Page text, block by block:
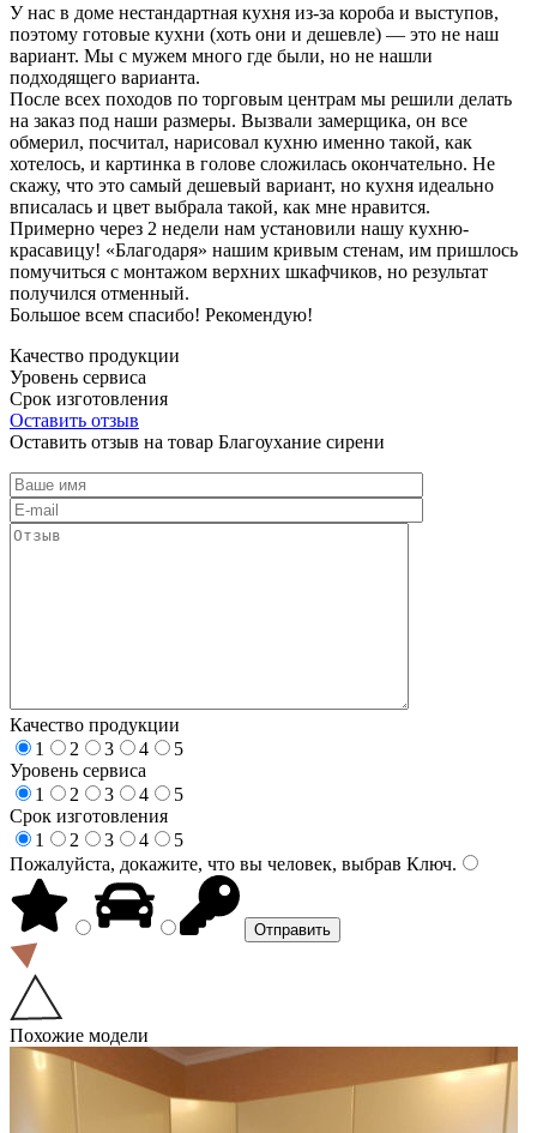
У нас в доме нестандартная кухня из-за короба и выступов,
поэтому готовые кухни (хоть они и дешевле) — это не наш
вариант. Мы с мужем много где были, но не нашли
подходящего варианта.
После всех походов по торговым центрам мы решили делать
на заказ под наши размеры. Вызвали замерщика, он все
обмерил, посчитал, нарисовал кухню именно такой, как
хотелось, и картинка в голове сложилась окончательно. Не
скажу, что это самый дешевый вариант, но кухня идеально
вписалась и цвет выбрала такой, как мне нравится.
Примерно через 2 недели нам установили нашу кухню-
красавицу! «Благодаря» нашим кривым стенам, им пришлось
помучиться с монтажом верхних шкафчиков, но результат
получился отменный.
Большое всем спасибо! Рекомендую!
Качество продукции
Уровень сервиса
Срок изготовления
Оставить отзыв
Оставить отзыв на товар Благоухание сирени
Качество продукции
1
2 3 4
5
Уровень сервиса
1
2 3 4
5
Срок изготовления
1
2 3 4
5
Пожалуйста, докажите, что вы человек, выбрав Ключ.
Похожие модели